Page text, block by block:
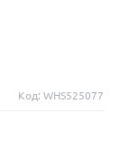
Код: WHS525077